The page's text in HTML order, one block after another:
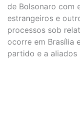
de Bolsonaro com
estrangeiros e
processos sob
ocorre em Brasília
partido e a